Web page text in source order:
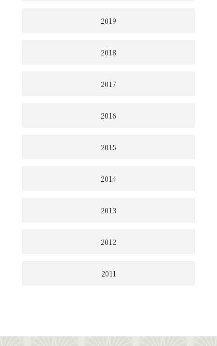
2019
2018
2017
2016
2015
2014
2013
2012
2011